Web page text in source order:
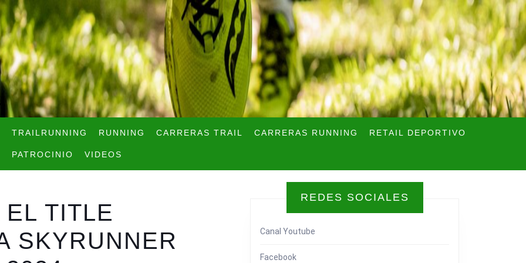
TRAILRUNNING RUNNING CARRERAS TRAIL CARRERAS RUNNING RETAIL DEPORTIVO
PATROCINIO VIDEOS
TITLE
SKYRUNNER
REDES SOCIALES
Canal Youtube
Facebook